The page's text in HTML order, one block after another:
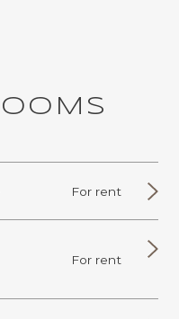
O O M S
For rent
For rent